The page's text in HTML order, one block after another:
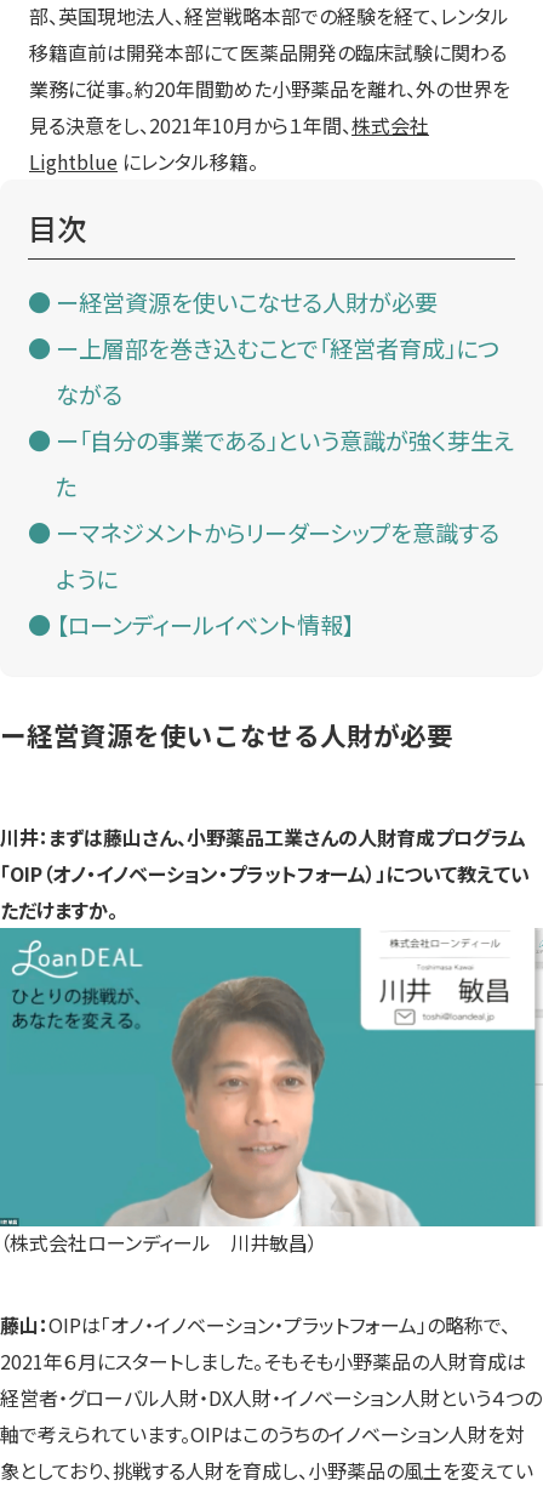
部、英国現地法人、経営戦略本部での経験を経て、レンタル
移籍直前は開発本部にて医薬品開発の臨床試験に関わる
業務に従事。約20年間勤めた小野薬品を離れ、外の世界を
見る決意をし、2021年10月から１年間、株式会社
Lightblue にレンタル移籍。
目次
ー経営資源を使いこなせる人財が必要
ー上層部を巻き込むことで「経営者育成」につ
ながる
ー「自分の事業である」という意識が強く芽生え
た
ーマネジメントからリーダーシップを意識する
ように
【ローンディールイベント情報】
ー経営資源を使いこなせる人財が必要
川井：まずは藤山さん、小野薬品工業さんの人財育成プログラム
「OIP（オノ・イノベーション・プラットフォーム）」について教えてい
ただけますか。
（株式会社ローンディール 川井敏昌）
藤山：OIPは「オノ・イノベーション・プラットフォーム」の略称で、
2021年６月にスタートしました。そもそも小野薬品の人財育成は
経営者・グローバル人財・DX人財・イノベーション人財という４つの
軸で考えられています。OIPはこのうちのイノベーション人財を対
象としており、挑戦する人財を育成し、小野薬品の風土を変えてい